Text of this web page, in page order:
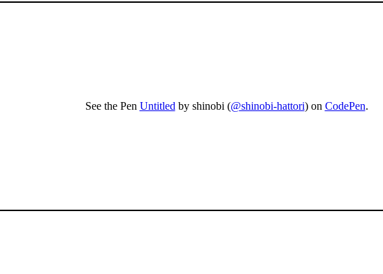
See the Pen Untitled by shinobi (@shinobi-hattori) on CodePen.